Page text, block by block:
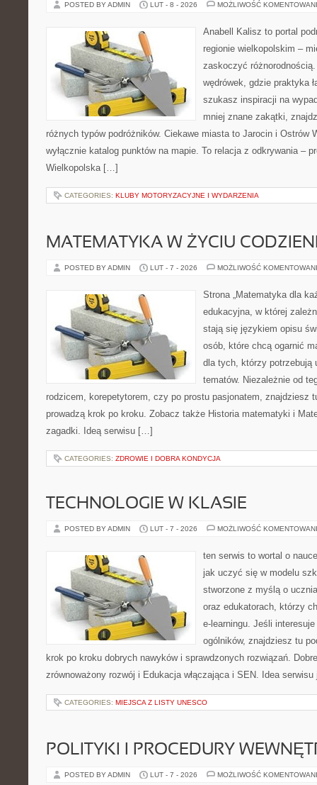
POSTED BY ADMIN LUT - 8 - 2026 MOŻLIWOŚĆ
Anabell Kalisz to portal
regionie wielkopolskim –
zaskoczyć
wędrówek, gdzie praktyka
szukasz inspiracji na
mniej znane zakątki,
różnych typów podróżników. Ciekawe miasta to Jarocin i Ostrów
wyłącznie katalog punktów na mapie. To relacja z odkrywania –
Wielkopolska […]
CATEGORIES: KLUBY MOTORYZACYJNE I WYDARZENIA
MATEMATYKA W ŻYCIU
POSTED BY ADMIN LUT - 7 - 2026 MOŻLIWOŚĆ
Strona „Matematyka dla
edukacyjna, w której
stają się językiem opisu
osób, które chcą ogarnić
dla tych, którzy potrzebują
tematów. Niezależnie od
rodzicem, korepetytorem, czy po prostu pasjonatem, znajdziesz
prowadzą krok po kroku. Zobacz także Historia matematyki i
zagadki. Ideą serwisu […]
CATEGORIES: ZDROWIE I DOBRA KONDYCJA
TECHNOLOGIE W KLASIE
POSTED BY ADMIN LUT - 7 - 2026 MOŻLIWOŚĆ
ten serwis to wortal o
jak uczyć się w modelu
stworzone z myślą o
oraz edukatorach, którzy
e-learningu. Jeśli
ogólników, znajdziesz tu
krok po kroku dobrych nawyków i sprawdzonych rozwiązań.
zrównoważony rozwój i Edukacja włączająca i SEN. Idea
CATEGORIES: MIEJSCA Z LISTY UNESCO
POLITYKI I PROCEDURY
POSTED BY ADMIN LUT - 7 - 2026 MOŻLIWOŚĆ